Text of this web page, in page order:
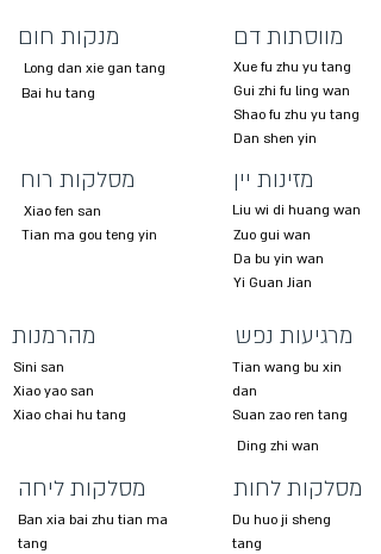
מנקות חום
Long dan xie gan tang
Bai hu tang
מסלקות רוח
Xiao fen san
Tian ma gou teng yin
מווסתות דם
Xue fu zhu yu tang
Gui zhi fu ling wan
Shao fu zhu yu tang
Dan shen yin
מזינות יין
Liu wi di huang wan
Zuo gui wan
Da bu yin wan
Yi Guan Jian
מהרמנות
Sini san
Xiao yao san
Xiao chai hu tang
מרגיעות נפש
Tian wang bu xin
dan
Suan zao ren tang
Ding zhi wan
מסלקות ליחה
Ban xia bai zhu tian ma
tang
מסלקות לחות
Du huo ji sheng
tang